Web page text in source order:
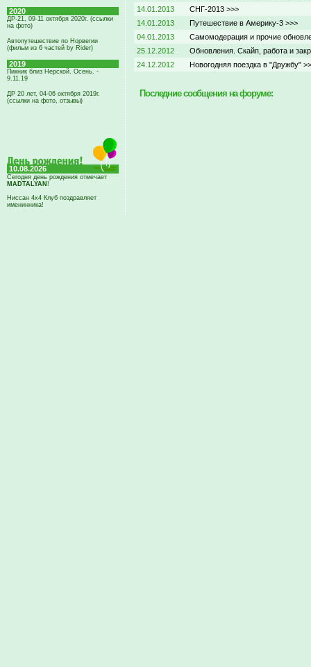
2020
ДР-21, 09-11 октября 2020г. (ссылки
на фото)
Автопутешествие по Норвегии
(фильм из 6 частей by Rider)
2019
Пикник близ Нерской. Осень. -
9.11.19
ДР 20 лет, 04-06 октября 2019г.
(ссылки на фото, отзывы)
10.08.2026
Сегодня день рождения отмечает
MADTALYAN !
Ниссан 4х4 Клуб поздравляет
именинника!
14.01.2013
СНГ-2013 >>>
14.01.2013
Путешествие в Америку-3 >>>
04.01.2013
Самомодерация и прочие
25.12.2012
Обновления. Скайп, работа и
24.12.2012
Новогодняя поездка в "Дружбу"
Последние сообщения на форуме: